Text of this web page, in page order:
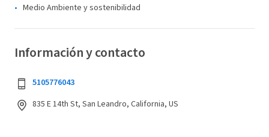
Medio Ambiente y sostenibilidad
Información y contacto
5105776043
835 E 14th St, San Leandro, California, US